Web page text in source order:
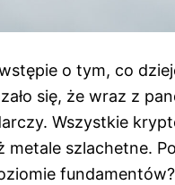
o tym, co
się, że wraz z
Wszystkie
metale szlachetne.
fundamentów?